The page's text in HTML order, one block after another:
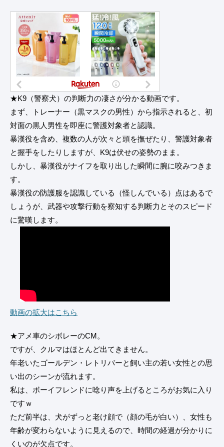
★K9（警察犬）の判断力の凄さが分かる動画です。
まず、トレーナー（黒マスクの男性）から指示されると、初
対面の黒人男性を即座に警護対象者と認識。
暴漢役を含め、複数の人が次々と頭を撫ぜたり、警護対象者
と握手をしたりしますが、K9は伏せの姿勢のまま。
しかし、暴漢役がナイフを取り出した瞬間に腕に咬みつきま
す。
暴漢役の防護服を認識している（怪しんでいる）点はあるで
しょうが、武器や攻撃行動を察知する判断力とそのスピード
に驚嘆します。
動画の拡大はこちら
★アメ車のシボレーのCM。
ですが、クルマはほとんど出てきません。
年老いたゴールデン・レトリバーと飼い主の若い女性との思
い出のシーンが流れます。
私は、ボーイフレンドに唸り声を上げるところがお気に入り
ですｗ
ただ前半は、犬がずっと老け顔で（顔の毛が白い）、女性も
年齢が変わらないように見えるので、時間の経過が分かりに
くいのが欠点です。